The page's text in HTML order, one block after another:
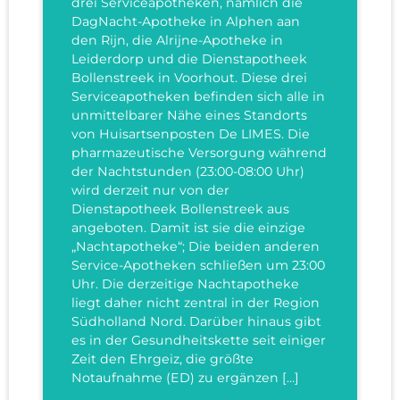
DagNacht-Apotheke in Alphen aan
den Rijn, die Alrijne-Apotheke in
Leiderdorp und die Dienstapotheek
Bollenstreek in Voorhout. Diese drei
Serviceapotheken befinden sich alle in
unmittelbarer Nähe eines Standorts
von Huisartsenposten De LIMES. Die
pharmazeutische Versorgung während
der Nachtstunden (23:00-08:00 Uhr)
wird derzeit nur von der
Dienstapotheek Bollenstreek aus
angeboten. Damit ist sie die einzige
„Nachtapotheke“; Die beiden anderen
Service-Apotheken schließen um 23:00
Uhr. Die derzeitige Nachtapotheke
liegt daher nicht zentral in der Region
Südholland Nord. Darüber hinaus gibt
es in der Gesundheitskette seit einiger
Zeit den Ehrgeiz, die größte
Notaufnahme (ED) zu ergänzen […]